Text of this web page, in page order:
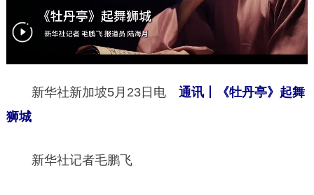
新华社新加坡5月23日电 通讯丨《牡丹亭》起舞
狮城
新华社记者毛鹏飞